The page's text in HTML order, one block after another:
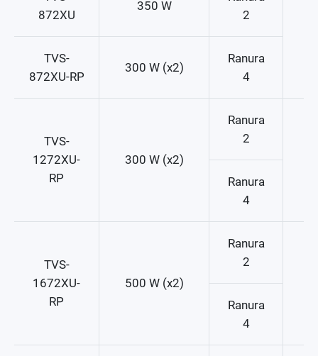
872XU
350 W
2
TVS-
872XU-RP
300 W (x2)
Ranura
4
TVS-
1272XU-
RP
300 W (x2)
Ranura
2
Ranura
4
TVS-
1672XU-
RP
500 W (x2)
Ranura
2
Ranura
4